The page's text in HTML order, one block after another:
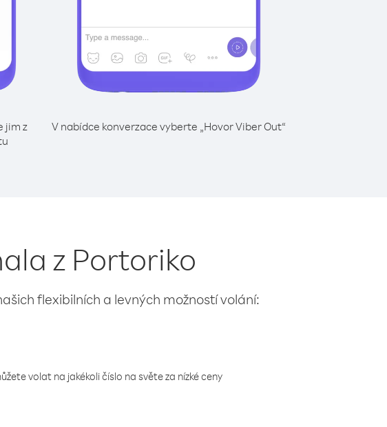
jim z
V nabídce konverzace vyberte „Hovor Viber Out“
z Portoriko
flexibilních a levných možností volání:
volat na jakékoli číslo na světe za nízké ceny